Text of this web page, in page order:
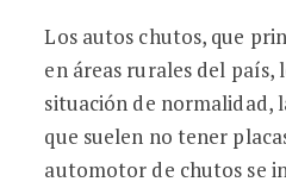
Los autos chutos, que
en áreas rurales del país,
situación de normalidad,
que suelen no tener
automotor de chutos se